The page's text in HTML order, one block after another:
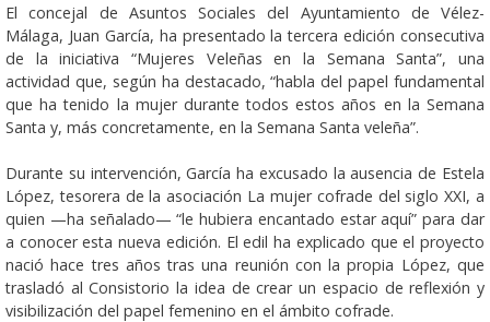
El concejal de Asuntos Sociales del Ayuntamiento de Vélez-
Málaga, Juan García, ha presentado la tercera edición consecutiva
de la iniciativa “Mujeres Veleñas en la Semana Santa”, una
actividad que, según ha destacado, “habla del papel fundamental
que ha tenido la mujer durante todos estos años en la Semana
Santa y, más concretamente, en la Semana Santa veleña”.
Durante su intervención, García ha excusado la ausencia de Estela
López, tesorera de la asociación La mujer cofrade del siglo XXI, a
quien —ha señalado— “le hubiera encantado estar aquí” para dar
a conocer esta nueva edición. El edil ha explicado que el proyecto
nació hace tres años tras una reunión con la propia López, que
trasladó al Consistorio la idea de crear un espacio de reflexión y
visibilización del papel femenino en el ámbito cofrade.